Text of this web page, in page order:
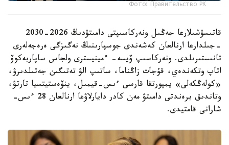
Фото: Правительство РК
قاتىسۋشىلارعا جەڭىل ونەركاسىپتى دامىتۋدىڭ 2026-2030
-جىلدارعا ارنالعان كەشەندى جوسپارىنىڭ نەگىزگى ەرەجەلەرى
تانىستىرىلدى. ونەركاسىپ ۆيسە- ءمينيسترى ولجاس ساپاربەكوۆ
اتاپ وتكەندەي، قۇجات زاڭناما، ساتىپ الۋ تەتىگىن جەتىلدىرۋ،
«كولەڭكەلى» يمپورتقا قارسى ءىس-قيمىل، ينۆەستيتسيا تارتۋ،
وتاندىق برەندتى دامىتۋ مەن كادر دايارلاۋعا ارنالعان 28 ءىس-
شارانى قامتيدى.